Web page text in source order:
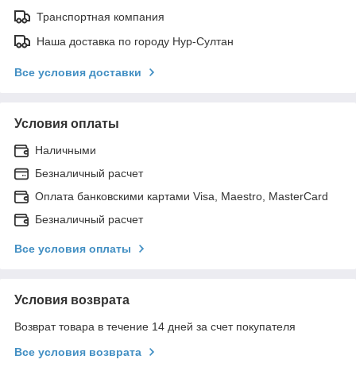
Транспортная компания
Наша доставка по городу Нур-Султан
Все условия доставки
Условия оплаты
Наличными
Безналичный расчет
Оплата банковскими картами Visa, Maestro, MasterCard
Безналичный расчет
Все условия оплаты
Условия возврата
Возврат товара в течение 14 дней за счет покупателя
Все условия возврата